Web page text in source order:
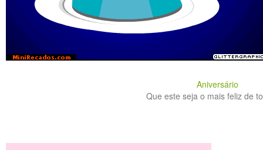
Aniversário
Que este seja o mais feliz de